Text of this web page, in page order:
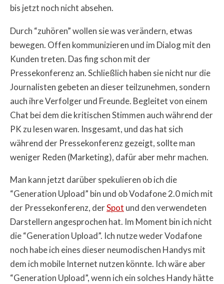
bis jetzt noch nicht absehen.
Durch “zuhören” wollen sie was verändern, etwas
bewegen. Offen kommunizieren und im Dialog mit den
Kunden treten. Das fing schon mit der
Pressekonferenz an. Schließlich haben sie nicht nur die
Journalisten gebeten an dieser teilzunehmen, sondern
auch ihre Verfolger und Freunde. Begleitet von einem
Chat bei dem die kritischen Stimmen auch während der
PK zu lesen waren. Insgesamt, und das hat sich
während der Pressekonferenz gezeigt, sollte man
weniger Reden (Marketing), dafür aber mehr machen.
Man kann jetzt darüber spekulieren ob ich die
“Generation Upload” bin und ob Vodafone 2.0 mich mit
der Pressekonferenz, derSpot und den verwendeten
Darstellern angesprochen hat. Im Moment bin ich nicht
die “Generation Upload”. Ich nutze weder Vodafone
noch habe ich eines dieser neumodischen Handys mit
dem ich mobile Internet nutzen könnte. Ich wäre aber
“Generation Upload”, wenn ich ein solches Handy hätte